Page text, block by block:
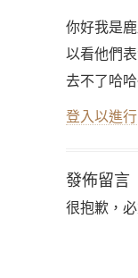
你好我是
以看他們
去不了哈
登入以進
發佈留言
很抱歉，